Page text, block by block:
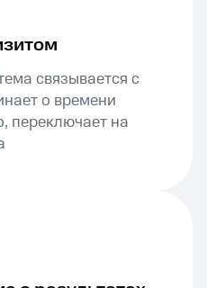
связывается с
о времени
переключает на